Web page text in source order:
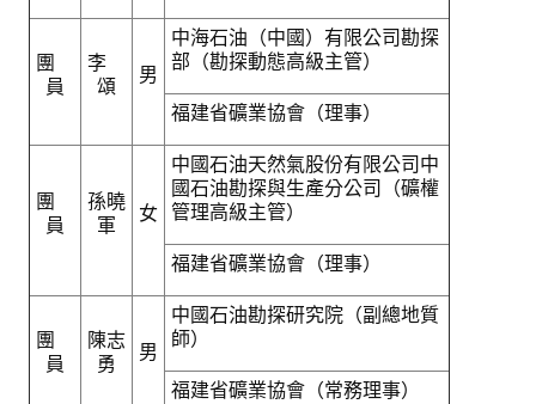
團
員
李
頌
男
中海石油（中國）有限公司勘探
部（勘探動態高級主管）
福建省礦業協會（理事）
團
員
孫曉
軍
女
中國石油天然氣股份有限公司中
國石油勘探與生產分公司（礦權
管理高級主管）
福建省礦業協會（理事）
團
員
陳志
勇
男
中國石油勘探研究院（副總地質
師）
福建省礦業協會（常務理事）